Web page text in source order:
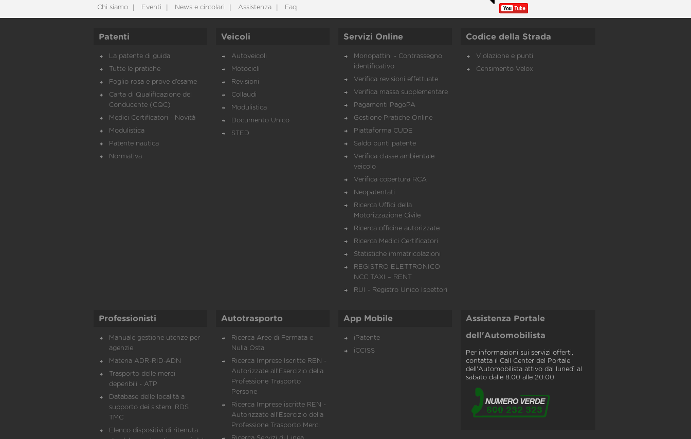
Chi siamo Eventi News e circolari Assistenza Faq
Patenti
La patente di guida
Tutte le pratiche
Foglio rosa e prove d’esame
Carta di Qualificazione del
Conducente (CQC)
Medici Certificatori - Novità
Modulistica
Patente nautica
Normativa
Veicoli
Autoveicoli
Motocicli
Revisioni
Collaudi
Modulistica
Documento Unico
STED
Servizi Online
Monopattini - Contrassegno
identificativo
Verifica revisioni effettuate
Verifica massa supplementare
Pagamenti PagoPA
Gestione Pratiche Online
Piattaforma CUDE
Saldo punti patente
Verifica classe ambientale
veicolo
Verifica copertura RCA
Neopatentati
Ricerca Uffici della
Motorizzazione Civile
Ricerca officine autorizzate
Ricerca Medici Certificatori
Statistiche immatricolazioni
REGISTRO ELETTRONICO
NCC TAXI – RENT
RUI - Registro Unico Ispettori
Codice della Strada
Violazione e punti
Censimento Velox
Professionisti
Manuale gestione utenze per
agenzie
Materia ADR-RID-ADN
Trasporto delle merci
deperibili - ATP
Database delle località a
supporto dei sistemi RDS
TMC
Elenco dispositivi di ritenuta
Autotrasporto
Ricerca Aree di Fermata e
Nulla Osta
Ricerca Imprese Iscritte REN -
Autorizzate all'Esercizio della
Professione Trasporto
Persone
Ricerca Imprese iscritte REN -
Autorizzate all'Esercizio della
Professione Trasporto Merci
App Mobile
iPatente
iCCISS
Assistenza Portale
dell'Automobilista
Per informazioni sui servizi offerti,
contatta il Call Center del Portale
dell'Automobilista attivo dal lunedì al
sabato dalle 8.00 alle 20.00